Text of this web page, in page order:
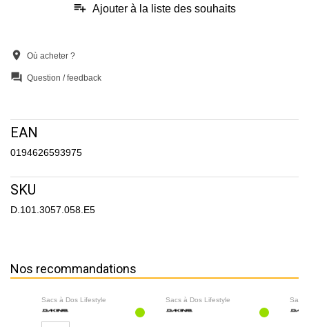
playlist_add Ajouter à la liste des souhaits
location_on Où acheter ?
question_answer Question / feedback
EAN
0194626593975
SKU
D.101.3057.058.E5
Nos recommandations
Sacs à Dos Lifestyle Sacs à Dos Lifestyle Sacs